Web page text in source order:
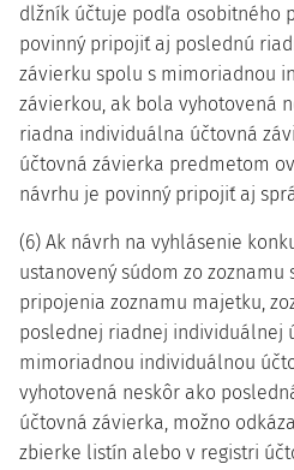
dlžník účtuje podľa osobitného
povinný pripojiť aj poslednú
závierku spolu s mimoriadnou
závierkou, ak bola vyhotovená
riadna individuálna účtovná
účtovná závierka predmetom
návrhu je povinný pripojiť aj
(6) Ak návrh na vyhlásenie
ustanovený súdom zo zoznamu
pripojenia zoznamu majetku,
poslednej riadnej individuálnej
mimoriadnou individuálnou
vyhotovená neskôr ako
účtovná závierka, možno
zbierke listín alebo v registri